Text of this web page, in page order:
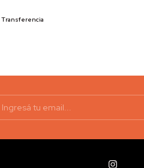
Transferencia